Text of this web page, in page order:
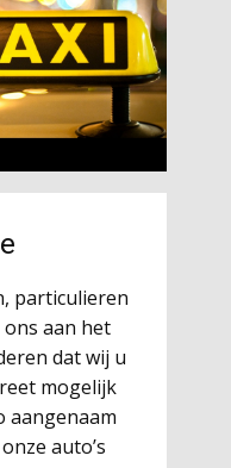
particulieren
aan het
dat wij u
mogelijk
aangenaam
auto’s